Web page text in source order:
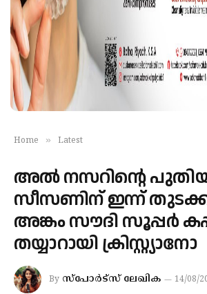
Home » Latest
അല്‍ നസറിന്റെ
സീസണിന് ഇന്ന്
അങ്കം സൗദി സൂപ്പര്‍
തയ്യാറായി ക്രിസ്റ്റ്യാനോ
By സ്‌പോര്‍ട്‌സ് ലേഖിക 14/08/